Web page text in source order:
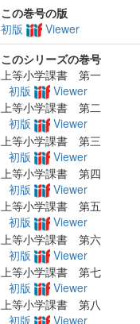
この巻号の版
初版
Viewer
このシリーズの巻号
上等小学課書 第一
初版
Viewer
上等小学課書 第二
初版
Viewer
上等小学課書 第三
初版
Viewer
上等小学課書 第四
初版
Viewer
上等小学課書 第五
初版
Viewer
上等小学課書 第六
初版
Viewer
上等小学課書 第七
初版
Viewer
上等小学課書 第八
初版
Viewer